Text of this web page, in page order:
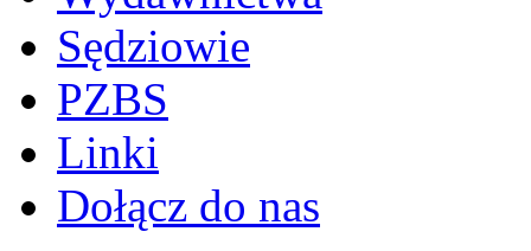
Sędziowie
PZBS
Linki
Dołącz do nas